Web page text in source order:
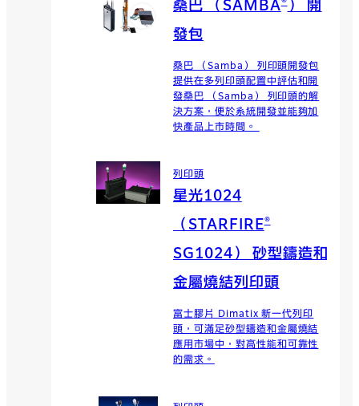
桑巴 （SAMBA®） 開
發包
桑巴 （Samba） 列印頭開發包
提供在多列印頭配置中評估和開
發桑巴 （Samba） 列印頭的解
決方案，便於系統開發並能夠加
快產品上市時間。
列印頭
星光1024
（STARFIRE®
SG1024） 砂型鑄造和
金屬燒結列印頭
富士膠片 Dimatix 新一代列印
頭，可滿足砂型鑄造和金屬燒結
應用市場中，對高性能和可靠性
的需求。